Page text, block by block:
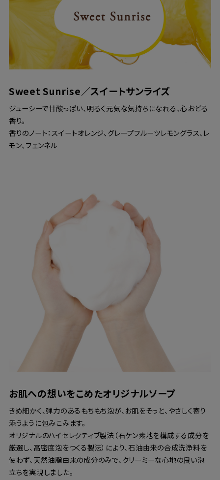
Sweet Sunrise／スイートサンライズ
ジューシーで甘酸っぱい、明るく元気な気持ちになれる、心おどる
香り。
香りのノート：スイートオレンジ、グレープフルーツレモングラス、レ
モン、フェンネル
お肌への想いをこめたオリジナルソープ
きめ細かく、弾力のあるもちもち泡が、お肌をそっと、やさしく寄り
添うように包みこみます。
オリジナルのハイセレクティブ製法（石ケン素地を構成する成分を
厳選し、高密度泡をつくる製法）により、石油由来の合成洗浄料を
使わず、天然油脂由来の成分のみで、クリーミーな心地の良い泡
立ちを実現しました。